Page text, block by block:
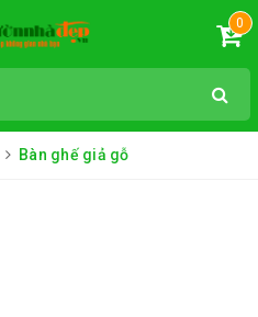
0
Bàn ghế giả gỗ